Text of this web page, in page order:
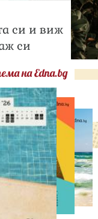
си и виж
си
на Edna.bg
правиш, тате?“
на Орлин
имитира